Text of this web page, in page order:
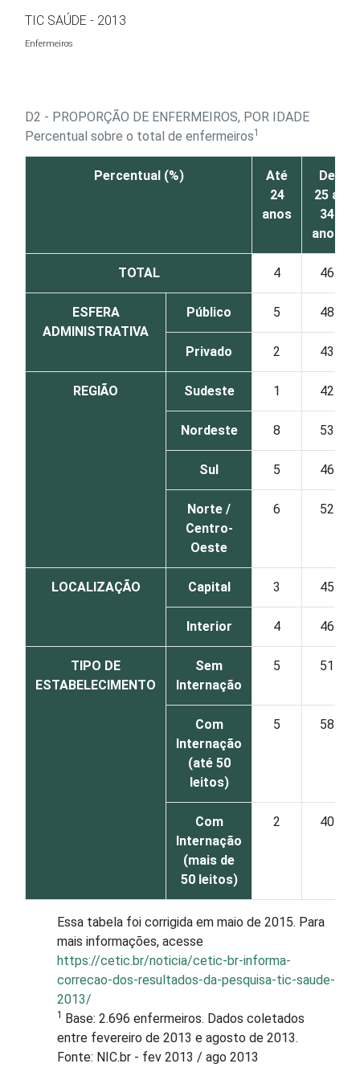
Ir para o conteúdo
TIC SAÚDE - 2013
Enfermeiros
D2 - PROPORÇÃO DE ENFERMEIROS, POR IDADE
Percentual sobre o total de enfermeiros1
Percentual (%)
Até
24
anos
De
25 a
34
anos
TOTAL 4 46
ESFERA
ADMINISTRATIVA
Público 5 48
Privado 2 43
REGIÃO Sudeste 1 42
Nordeste 8 53
Sul 5 46
Norte /
Centro-
Oeste
6 52
LOCALIZAÇÃO Capital 3 45
Interior 4 46
TIPO DE
ESTABELECIMENTO
Sem
Internação
5 51
Com
Internação
(até 50
leitos)
5 58
Com
Internação
(mais de
50 leitos)
2 40
Essa tabela foi corrigida em maio de 2015. Para
mais informações, acesse
https://cetic.br/noticia/cetic-br-informa-
correcao-dos-resultados-da-pesquisa-tic-saude-
2013/
1 Base: 2.696 enfermeiros. Dados coletados
entre fevereiro de 2013 e agosto de 2013.
Fonte: NIC.br - fev 2013 / ago 2013